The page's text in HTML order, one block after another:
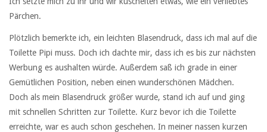
Pärchen.
Plötzlich bemerkte ich, ein leichten Blasendruck, dass ich mal auf die
Toilette Pipi muss. Doch ich dachte mir, dass ich es bis zur nächsten
Werbung es aushalten würde. Außerdem saß ich grade in einer
Gemütlichen Position, neben einen wunderschönen Mädchen.
Doch als mein Blasendruck größer wurde, stand ich auf und ging
mit schnellen Schritten zur Toilette. Kurz bevor ich die Toilette
erreichte, war es auch schon geschehen. In meiner nassen kurzen